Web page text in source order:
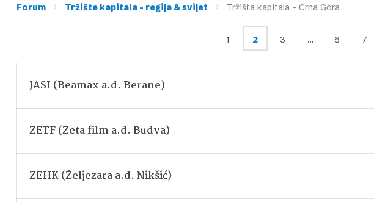
Forum › Tržište kapitala – regija & svijet › Tržišta kapitala – Crna Gora
1 2 3 … 6 7
JASI (Beamax a.d. Berane)
ZETF (Zeta film a.d. Budva)
ZEHK (Željezara a.d. Nikšić)